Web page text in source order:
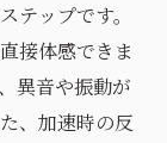
テップです。
接体感できま
異音や振動が
、加速時の反